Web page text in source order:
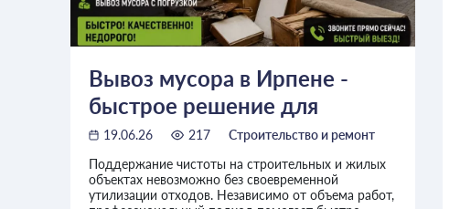
Вывоз мусора в Ирпене -
быстрое решение для
частных и коммерческих
объектов
19.06.26 217
Строительство и ремонт
Поддержание чистоты на строительных и жилых
объектах невозможно без своевременной
утилизации отходов. Независимо от объема работ,